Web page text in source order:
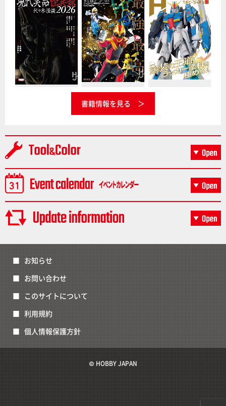
書籍情報を見る
お知らせ
お問い合わせ
このサイトについて
利用規約
個人情報保護方針
© HOBBY JAPAN